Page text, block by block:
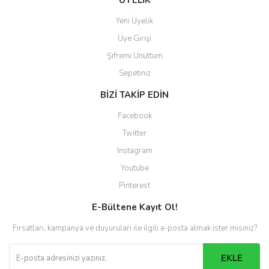
Yeni Üyelik
Üye Girişi
Şifremi Unuttum
Sepetiniz
BİZİ TAKİP EDİN
Facebook
Twitter
Instagram
Youtube
Pinterest
E-Bültene Kayıt Ol!
Fırsatları, kampanya ve duyuruları ile ilgili e-posta almak ister misiniz?
EKLE